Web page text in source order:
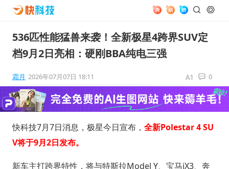
536匹性能猛兽来袭！全新极星4跨界SUV定
档9月2日亮相：硬刚BBA纯电三强
霜月 2026年07月07日 18:11 0
快科技7月7日消息，极星今日宣布， 全新Polestar 4 SU
V将于9月2日发布。
新车主打跨界特性，将与特斯拉Model Y、宝马iX3、奔